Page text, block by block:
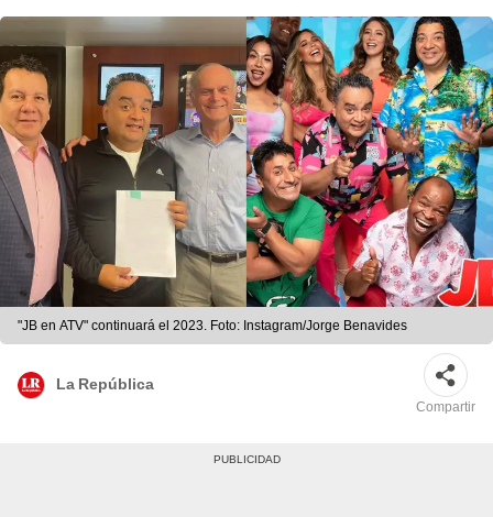
"JB en ATV" continuará el 2023. Foto: Instagram/Jorge Benavides
La República
Compartir